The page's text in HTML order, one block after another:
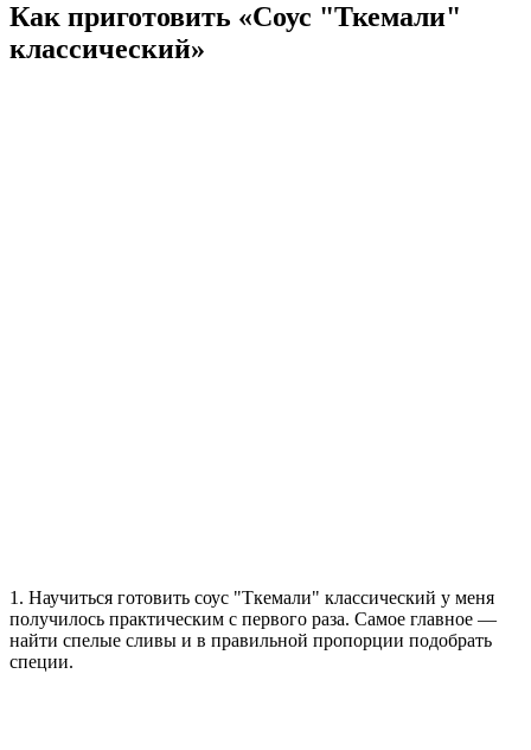
Как приготовить «Соус "Ткемали"
классический»
1. Научиться готовить соус "Ткемали" классический у меня
получилось практическим с первого раза. Самое главное —
найти спелые сливы и в правильной пропорции подобрать
специи.